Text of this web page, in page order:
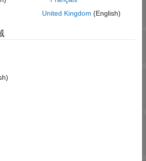
マスク パラメーターの表示名
(既定値)
スク パラメーターの値
更するオプション
|
United Kingdom (English)